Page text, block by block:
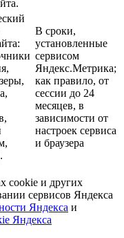
В сроки,
установленные
сервисом
Яндекс.Метрика;
как правило, от
сессии до 24
месяцев, в
зависимости от
настроек сервиса
и браузера
cookie и других
сервисов Яндекса
Яндекса и
Яндекса